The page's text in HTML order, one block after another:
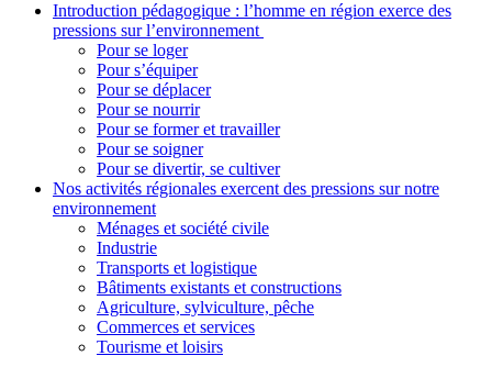
Introduction pédagogique : l’homme en région exerce des
pressions sur l’environnement
Pour se loger
Pour s’équiper
Pour se déplacer
Pour se nourrir
Pour se former et travailler
Pour se soigner
Pour se divertir, se cultiver
Nos activités régionales exercent des pressions sur notre
environnement
Ménages et société civile
Industrie
Transports et logistique
Bâtiments existants et constructions
Agriculture, sylviculture, pêche
Commerces et services
Tourisme et loisirs